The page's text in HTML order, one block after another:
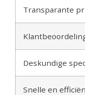
Transparante
Deskundige
Snelle en